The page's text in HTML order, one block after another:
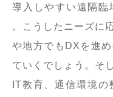
導入しやすい遠隔臨
。こうしたニーズに
や地方でもDXを進
ていくでしょう。そ
IT教育、通信環境